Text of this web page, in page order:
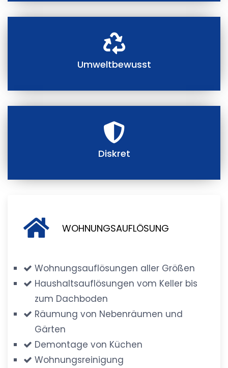
Umweltbewusst
Diskret
WOHNUNGSAUFLÖSUNG
Wohnungsauflösungen aller Größen
Haushaltsauflösungen vom Keller bis
zum Dachboden
Räumung von Nebenräumen und
Gärten
Demontage von Küchen
Wohnungsreinigung